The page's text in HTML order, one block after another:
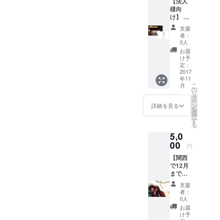
るムー
ビーの
エンド
ロール
掲載
して企
業名を
掲出す
ること
によっ
て、企
業の知
名度、
好感度
UPが見
込まれ
ます。
＜協賛
メ
＞ HP掲
様向
け】 日
本酒カ
クテル
BARイ
ベン
ト”彩酒
祭”を応
援して
頂ける
企業・
個人の
方から
の協賛
ます！
スポン
サーと
して企
業名を
掲出す
ること
によっ
て、企
業の知
名度、
支援
者：
0人
お届
け予
定：
2017
年11
月
詳細を見る
こ
の
リ
タ
ー
ン
を
選
択
す
る
5,0
00 円
【関西
で12月
まで限
定！！
！】 イ
ベント
主催者
の二
支援
者：
0人
お届
け予